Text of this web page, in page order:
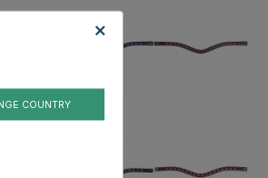
COUNTRY